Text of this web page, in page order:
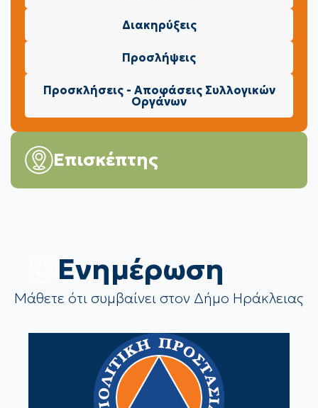
Διακηρύξεις
Προσλήψεις
Προσκλήσεις - Αποφάσεις Συλλογικών
Οργάνων
Επισκέπτης
Eνημέρωση
Μάθετε ότι συμβαίνει στον Δήμο Ηράκλειας